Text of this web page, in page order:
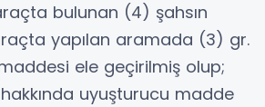
bulunan (4) şahsın
yapılan aramada (3) gr.
ele geçirilmiş olup;
uyuşturucu madde